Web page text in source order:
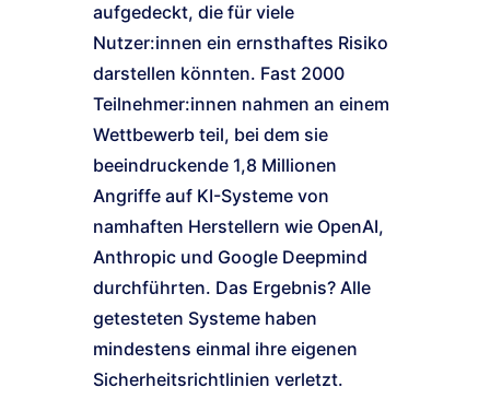
aufgedeckt, die für viele
Nutzer:innen ein ernsthaftes Risiko
darstellen könnten. Fast 2000
Teilnehmer:innen nahmen an einem
Wettbewerb teil, bei dem sie
beeindruckende 1,8 Millionen
Angriffe auf KI-Systeme von
namhaften Herstellern wie OpenAI,
Anthropic und Google Deepmind
durchführten. Das Ergebnis? Alle
getesteten Systeme haben
mindestens einmal ihre eigenen
Sicherheitsrichtlinien verletzt.